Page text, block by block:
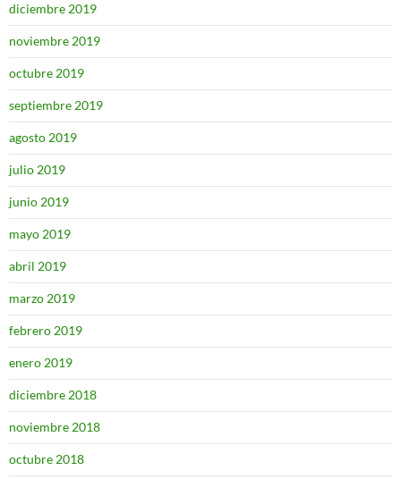
diciembre 2019
noviembre 2019
octubre 2019
septiembre 2019
agosto 2019
julio 2019
junio 2019
mayo 2019
abril 2019
marzo 2019
febrero 2019
enero 2019
diciembre 2018
noviembre 2018
octubre 2018